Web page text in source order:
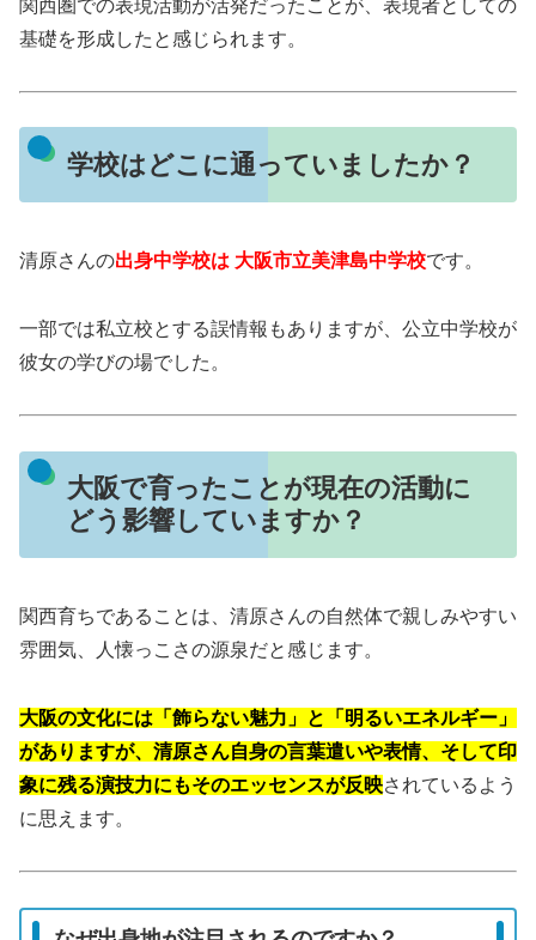
関西圏での表現活動が活発だったことが、表現者としての
基礎を形成したと感じられます。
学校はどこに通っていましたか？
清原さんの出身中学校は 大阪市立美津島中学校です。
一部では私立校とする誤情報もありますが、公立中学校が
彼女の学びの場でした。
大阪で育ったことが現在の活動に
どう影響していますか？
関西育ちであることは、清原さんの自然体で親しみやすい
雰囲気、人懐っこさの源泉だと感じます。
大阪の文化には「飾らない魅力」と「明るいエネルギー」
がありますが、清原さん自身の言葉遣いや表情、そして印
象に残る演技力にもそのエッセンスが反映されているよう
に思えます。